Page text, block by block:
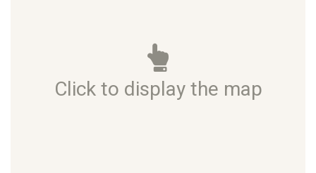
Click to display the map